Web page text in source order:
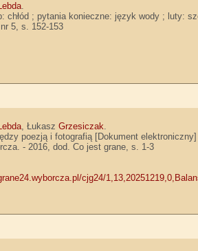
.
chłód ; pytania konieczne: język wody ; luty:
5, s. 152-153
, ŁukaszGrzesiczak.
poezją i fotografią [Dokument
- 2016, dod. Co jest grane, s. 1-3
cjg24/